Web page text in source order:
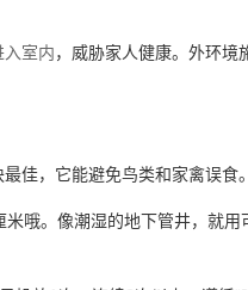
入室内，威胁家人健康。外环境
佳，它能避免鸟类和家禽误食。
哦。像潮湿的地下管井，就